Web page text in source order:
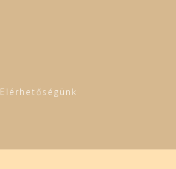
Elérhetőségünk